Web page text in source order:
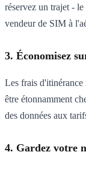
réservez un trajet -
vendeur de SIM à
3. Économisez
Les frais d'itinérance
être étonnamment
des données aux
4. Gardez votre